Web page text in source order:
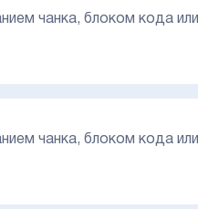
чанка, блоком кода или
чанка, блоком кода или